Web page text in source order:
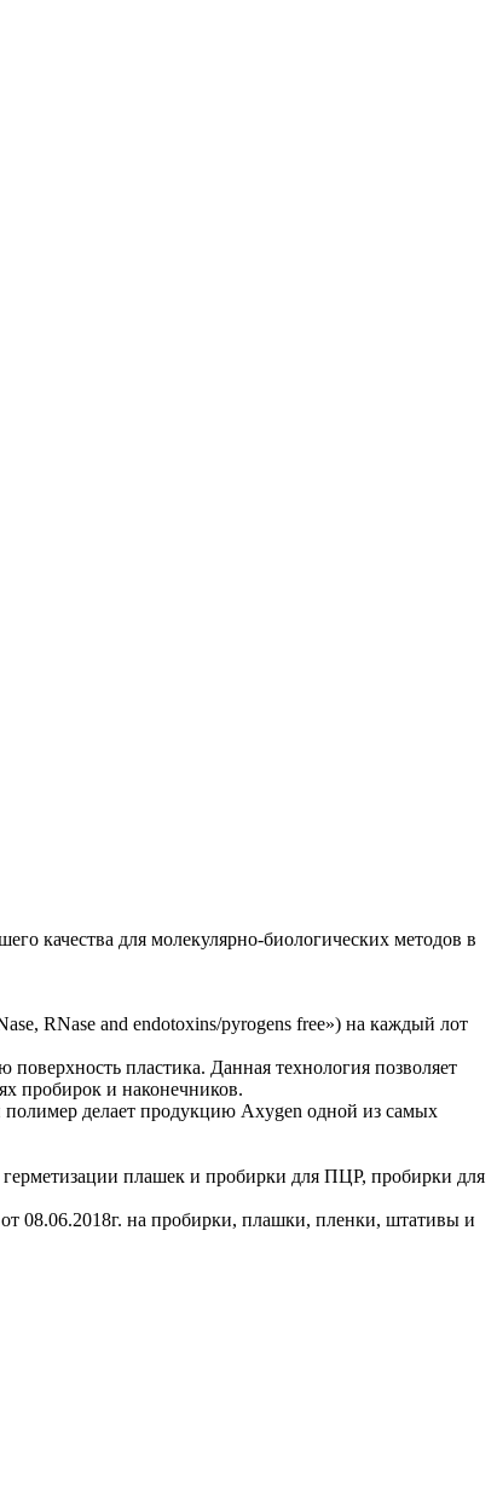
качества для молекулярно-биологических методов в
RNase and endotoxins/pyrogens free») на каждый лот
пластика. Данная технология позволяет
пробирок и наконечников.
делает продукцию Axygen одной из самых
плашек и пробирки для ПЦР, пробирки для
08.06.2018г. на пробирки, плашки, пленки, штативы и